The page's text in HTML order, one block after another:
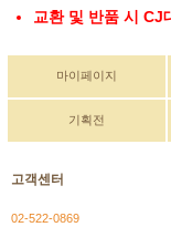
교환 및 반품 시 CJ
마이페이지
기획전
고객센터
02-522-0869